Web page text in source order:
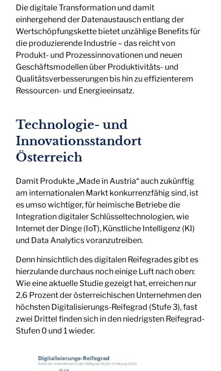
Die digitale Transformation und damit
einhergehend der Datenaustausch entlang der
Wertschöpfungskette bietet unzählige Benefits für
die produzierende Industrie – das reicht von
Produkt- und Prozessinnovationen und neuen
Geschäftsmodellen über Produktivitäts- und
Qualitätsverbesserungen bis hin zu effizienterem
Ressourcen- und Energieeinsatz.
Technologie- und
Innovationsstandort
Österreich
Damit Produkte „Made in Austria“ auch zukünftig
am internationalen Markt konkurrenzfähig sind, ist
es umso wichtiger, für heimische Betriebe die
Integration digitaler Schlüsseltechnologien, wie
Internet der Dinge (IoT), Künstliche Intelligenz (KI)
und Data Analytics voranzutreiben.
Denn hinsichtlich des digitalen Reifegrades gibt es
hierzulande durchaus noch einige Luft nach oben:
Wie eine aktuelle Studie gezeigt hat, erreichen nur
2,6 Prozent der österreichischen Unternehmen den
höchsten Digitalisierungs-Reifegrad (Stufe 3), fast
zwei Drittel finden sich in den niedrigsten Reifegrad-
Stufen 0 und 1 wieder.